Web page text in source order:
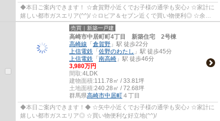
◆本日ご案内できます！ ☆倉賀野小近くでお子様の通学も安心♪ ☆家計に
嬉しい都市ガスエリア(^^)/ ☆ロピア＆セブン近くで買い物便利◎ ☆余裕
のあるカースペース４台分！
売買｜新築一戸建
高崎市中居町町4丁目 新築住宅 2号棟
高崎線 「 倉賀野 」駅 徒歩22分
上信電鉄 「 佐野のわたし 」駅 徒歩45分
上信電鉄 「 南高崎 」駅 徒歩46分
3,980万円
間取:4LDK
建物面積:111.78㎡ / 33.81坪
土地面積:240.28㎡ / 72.68坪
群馬県高崎市中居町 ４丁目
◆本日ご案内できます！◆ ☆矢中小近くでお子様の通学も安心♪ ☆家計に
嬉しい都市ガスエリア◎ ☆買い物便利な好立地(^^)/